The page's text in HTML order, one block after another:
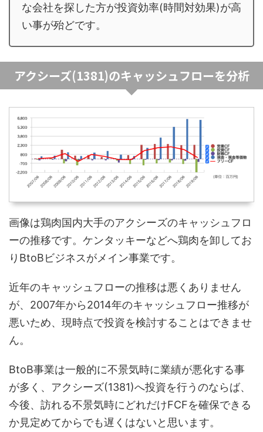
な会社を探した方が投資効率(時間対効果)が高
い事が殆どです。
アクシーズ(1381)のキャッシュフローを分析
画像は鶏肉国内大手のアクシーズのキャッシュフロ
ーの推移です。ケンタッキーなどへ鶏肉を卸してお
りBtoBビジネスがメイン事業です。
近年のキャッシュフローの推移は悪くありません
が、2007年から2014年のキャッシュフロー推移が
悪いため、現時点で投資を検討することはできませ
ん。
BtoB事業は一般的に不景気時に業績が悪化する事
が多く、アクシーズ(1381)へ投資を行うのならば、
今後、訪れる不景気時にどれだけFCFを確保できる
か見定めてからでも遅くはないと思います。